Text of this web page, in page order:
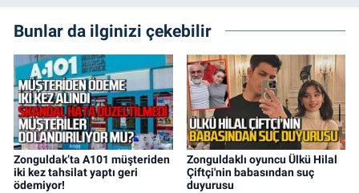
Bunlar da ilginizi çekebilir
Zonguldak’ta A101 müşteriden
iki kez tahsilat yaptı geri
ödemiyor!
Zonguldaklı oyuncu Ülkü Hilal
Çiftçi'nin babasından suç
duyurusu